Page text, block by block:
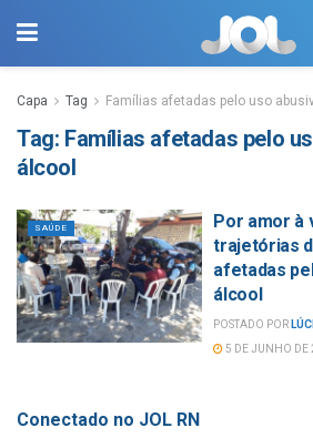
Capa Tag Famílias afetadas pelo uso
Tag: Famílias afetadas pelo
álcool
SAÚDE
Por amor à
trajetórias
afetadas
álcool
POSTADO POR
5 DE JUNHO DE
Conectado no JOL RN